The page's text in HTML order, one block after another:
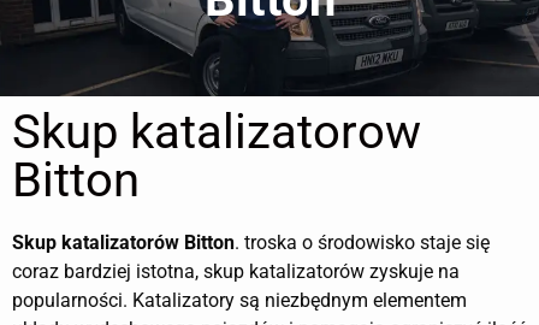
Skup katalizatorow
Bitton
Skup katalizatorów Bitton. troska o środowisko staje się
coraz bardziej istotna, skup katalizatorów zyskuje na
popularności. Katalizatory są niezbędnym elementem